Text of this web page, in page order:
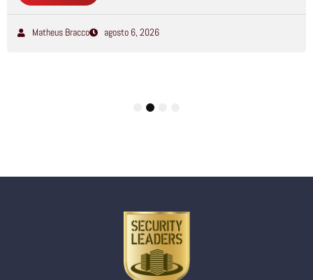
Matheus Bracco agosto 6, 2026